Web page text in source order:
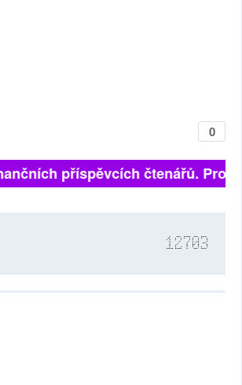
0
příspěvcích čtenářů.
12703